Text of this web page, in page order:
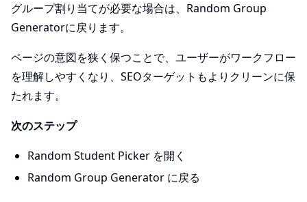
グループ割り当てが必要な場合は、Random Group
Generatorに戻ります。
ページの意図を狭く保つことで、ユーザーがワークフロー
を理解しやすくなり、SEOターゲットもよりクリーンに保
たれます。
次のステップ
Random Student Picker を開く
Random Group Generator に戻る